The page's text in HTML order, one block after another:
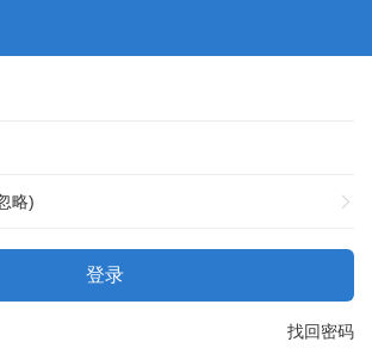
略)
登录
找回密码